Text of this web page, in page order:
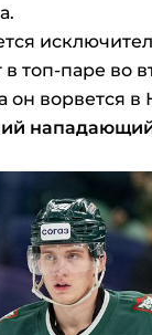
топ-паре во
он ворвется в